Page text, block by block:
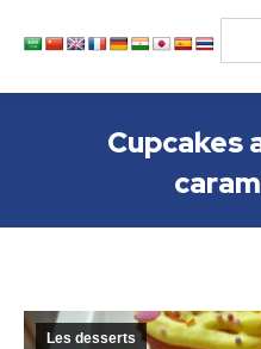
Cupcakes
Les desserts